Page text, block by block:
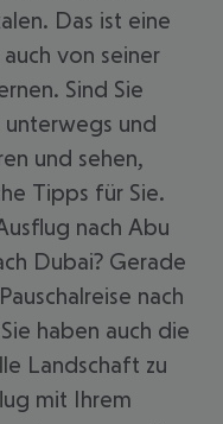
Das ist eine
von seiner
Sind Sie
und
und sehen,
Tipps für Sie.
nach Abu
Dubai? Gerade
nach
haben auch die
Landschaft zu
mit Ihrem